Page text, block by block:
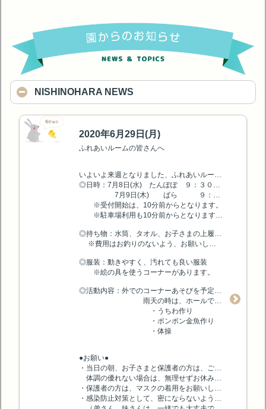
NISHINOHARA NEWS
2020年6月29日(月)
ふれあいルームの皆さんへ
いよいよ来週となりました、ふれあいルーム第１回目についてお知らせします。
◎日時：7月8日(水) たんぽぽ ９：３０～ / ひまわり １１：００～
7月9日(木) ばら ９：３０～ / ゆり １１：００～
※受付開始は、10分前からとなります。
※駐車場利用も10分前からとなります。ご協力お願いします。
◎持ち物：水筒、タオル、お子さまの上履き、保護者用の室内履き(スリッパ可）、費用（3000円）
※費用はお釣りのないよう、お願いします。
◎服装：動きやすく、汚れても良い服装
※絵の具を使うコーナーがあります。
◎活動内容：外でのコーナーあそびを予定しています。
雨天の時は、ホールで行います。
・うちわ作り
・ポンポン金魚作り
・体操
●お願い●
・当日の朝、お子さまと保護者の方は、ご家庭で検温をしてからいらしてください。
体調の優れない場合は、無理せずお休みしてください。
・保護者の方は、マスクの着用をお願いします。
・感染防止対策として、密にならないようにする為、付き添いの保護者の方は1名でお願いします。